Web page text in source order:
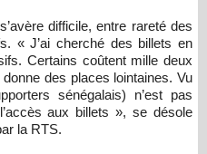
difficile, entre rareté des
« J’ai cherché des billets en
Certains coûtent mille deux
des places lointaines. Vu
sénégalais) n’est pas
aux billets », se désole
la RTS.